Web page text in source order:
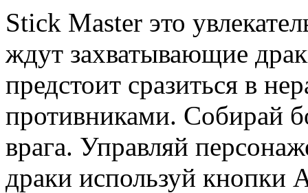
Stick Master это
ждут захватывающие
предстоит сразиться в
противниками. Собирай
врага. Управляй
драки используй кнопки